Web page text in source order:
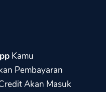
Kamu
Pembayaran
Akan Masuk